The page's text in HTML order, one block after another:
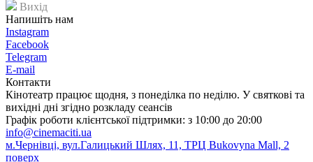
Вихід
Напишіть нам
Instagram
Facebook
Telegram
E-mail
Контакти
Кінотеатр працює щодня, з понеділка по неділю. У святкові та
вихідні дні згідно розкладу сеансів
Графік роботи клієнтської підтримки: з 10:00 до 20:00
info@cinemaciti.ua
м.Чернівці, вул.Галицький Шлях, 11, ТРЦ Bukovyna Mall, 2
поверх